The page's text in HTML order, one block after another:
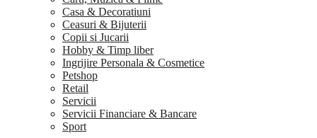
Casa & Decoratiuni
Ceasuri & Bijuterii
Copii si Jucarii
Hobby & Timp liber
Ingrijire Personala & Cosmetice
Petshop
Retail
Servicii
Servicii Financiare & Bancare
Sport